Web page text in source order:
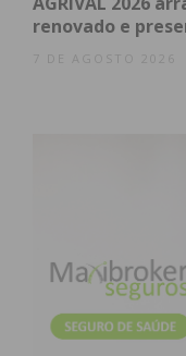
renovado e
7 DE AGOSTO 2026